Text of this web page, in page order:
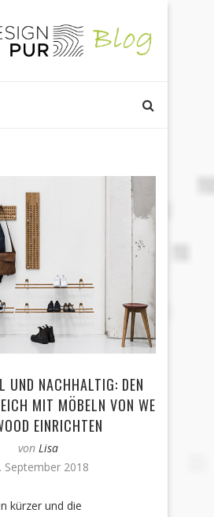
UND NACHHALTIG: DEN
MIT MÖBELN VON WE
EINRICHTEN
von Lisa
September 2018
kürzer und die